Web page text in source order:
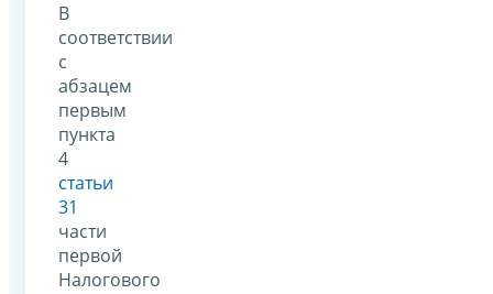
В
соответствии
с
абзацем
первым
пункта
4
статьи
31
части
первой
Налогового